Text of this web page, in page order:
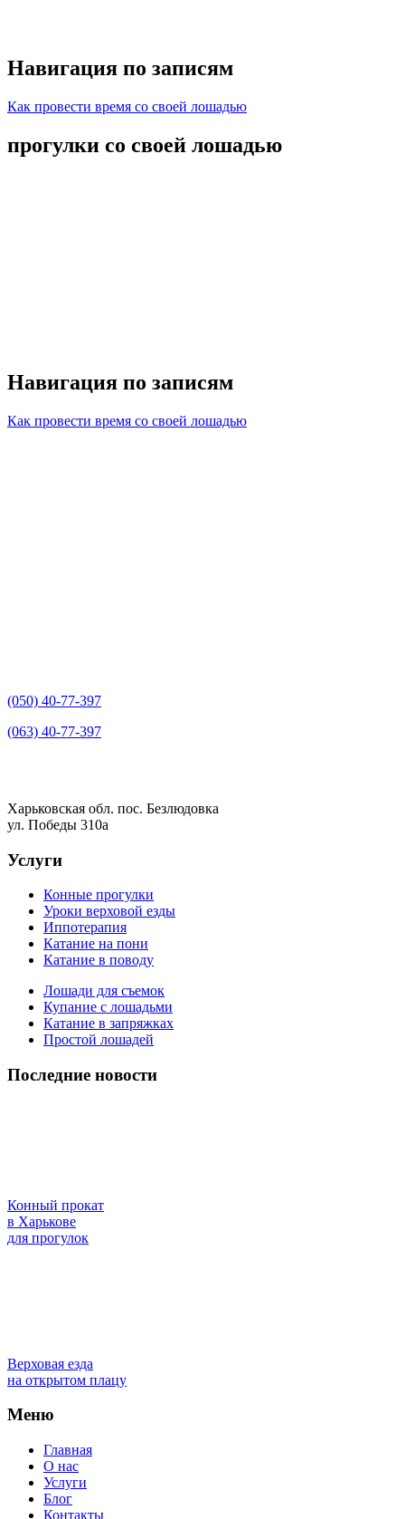
Навигация по записям
Как провести время со своей лошадью
прогулки со своей лошадью
Навигация по записям
Как провести время со своей лошадью
(050) 40-77-397
(063) 40-77-397
Харьковская обл. пос. Безлюдовка
ул. Победы 310а
Услуги
Конные прогулки
Уроки верховой езды
Иппотерапия
Катание на пони
Катание в поводу
Лошади для съемок
Купание с лошадьми
Катание в запряжках
Простой лошадей
Последние новости
Конный прокат
в Харькове
для прогулок
Верховая езда
на открытом плацу
Меню
Главная
О нас
Услуги
Блог
Контакты